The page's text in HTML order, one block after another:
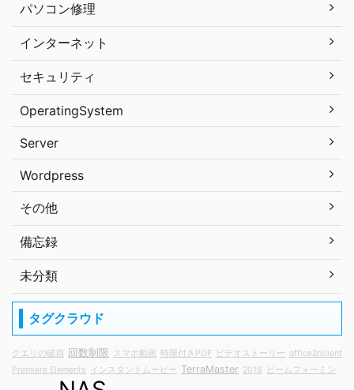
パソコン修理
インターネット
セキュリティ
OperatingSystem
Server
Wordpress
その他
備忘録
未分類
タグクラウド
クエリの破損 回数制限 スマホ動画 時限付きPDF ビデオストーリー office2rclient
Premiere Elements
インスタントムービー TerraMaster 2018 ビームフォーミン